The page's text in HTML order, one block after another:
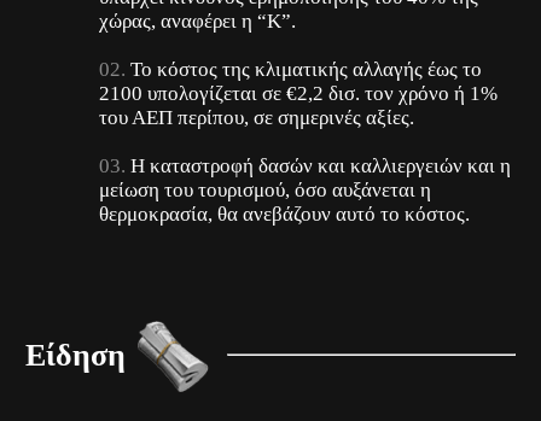
χώρας, αναφέρει η “Κ”.
Το κόστος της κλιματικής αλλαγής έως το
2100 υπολογίζεται σε €2,2 δισ. τον χρόνο ή 1%
του ΑΕΠ περίπου, σε σημερινές αξίες.
Η καταστροφή δασών και καλλιεργειών και η
μείωση του τουρισμού, όσο αυξάνεται η
θερμοκρασία, θα ανεβάζουν αυτό το κόστος.
Είδηση